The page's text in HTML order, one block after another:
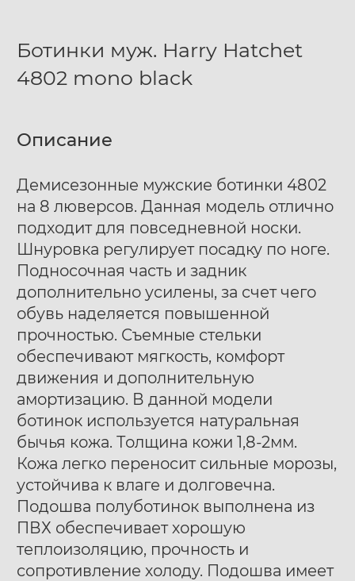
Ботинки муж. Harry Hatchet
4802 mono black
Описание
Демисезонные мужские ботинки 4802
на 8 люверсов. Данная модель отлично
подходит для повседневной носки.
Шнуровка регулирует посадку по ноге.
Подносочная часть и задник
дополнительно усилены, за счет чего
обувь наделяется повышенной
прочностью. Съемные стельки
обеспечивают мягкость, комфорт
движения и дополнительную
амортизацию. В данной модели
ботинок используется натуральная
бычья кожа. Толщина кожи 1,8-2мм.
Кожа легко переносит сильные морозы,
устойчива к влаге и долговечна.
Подошва полуботинок выполнена из
ПВХ обеспечивает хорошую
теплоизоляцию, прочность и
сопротивление холоду. Подошва имеет